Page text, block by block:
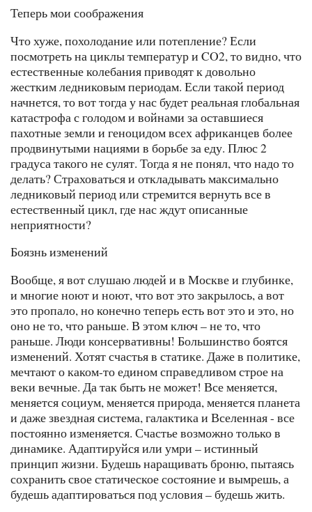
Теперь мои соображения
Что хуже, похолодание или потепление? Если
посмотреть на циклы температур и CO2, то видно, что
естественные колебания приводят к довольно
жестким ледниковым периодам. Если такой период
начнется, то вот тогда у нас будет реальная глобальная
катастрофа с голодом и войнами за оставшиеся
пахотные земли и геноцидом всех африканцев более
продвинутыми нациями в борьбе за еду. Плюс 2
градуса такого не сулят. Тогда я не понял, что надо то
делать? Страховаться и откладывать максимально
ледниковый период или стремится вернуть все в
естественный цикл, где нас ждут описанные
неприятности?
Боязнь изменений
Вообще, я вот слушаю людей и в Москве и глубинке,
и многие ноют и ноют, что вот это закрылось, а вот
это пропало, но конечно теперь есть вот это и это, но
оно не то, что раньше. В этом ключ – не то, что
раньше. Люди консервативны! Большинство боятся
изменений. Хотят счастья в статике. Даже в политике,
мечтают о каком-то едином справедливом строе на
веки вечные. Да так быть не может! Все меняется,
меняется социум, меняется природа, меняется планета
и даже звездная система, галактика и Вселенная - все
постоянно изменяется. Счастье возможно только в
динамике. Адаптируйся или умри – истинный
принцип жизни. Будешь наращивать броню, пытаясь
сохранить свое статическое состояние и вымрешь, а
будешь адаптироваться под условия – будешь жить.